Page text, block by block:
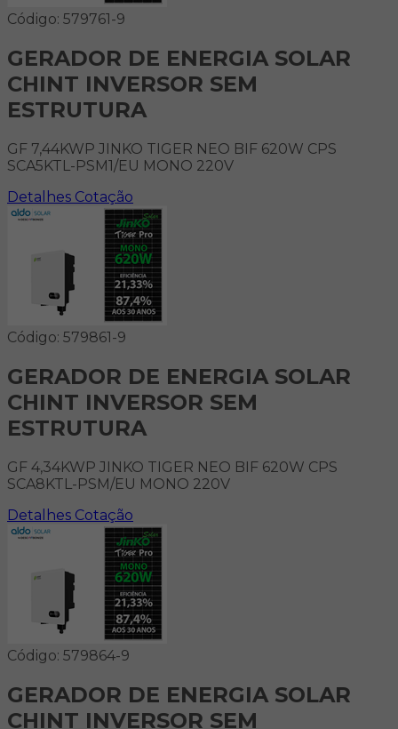
Código: 579761-9
GERADOR DE ENERGIA SOLAR
CHINT INVERSOR SEM
ESTRUTURA
GF 7,44KWP JINKO TIGER NEO BIF 620W CPS
SCA5KTL-PSM1/EU MONO 220V
Detalhes Cotação
Código: 579861-9
GERADOR DE ENERGIA SOLAR
CHINT INVERSOR SEM
ESTRUTURA
GF 4,34KWP JINKO TIGER NEO BIF 620W CPS
SCA8KTL-PSM/EU MONO 220V
Detalhes Cotação
Código: 579864-9
GERADOR DE ENERGIA SOLAR
CHINT INVERSOR SEM